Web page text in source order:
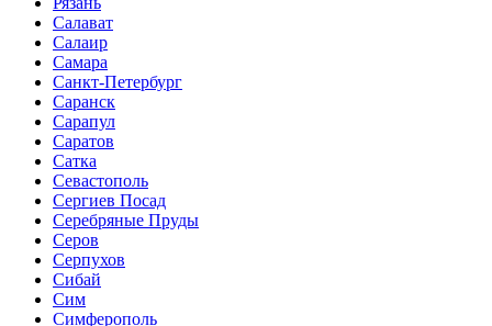
Салават
Салаир
Самара
Санкт-Петербург
Саранск
Сарапул
Саратов
Сатка
Севастополь
Сергиев Посад
Серебряные Пруды
Серов
Серпухов
Сибай
Сим
Симферополь